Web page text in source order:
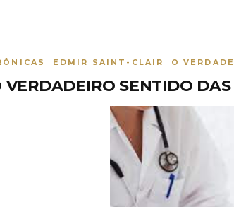
EDMIR SAINT-CLAIR O
VERDADEIRO SENTIDO